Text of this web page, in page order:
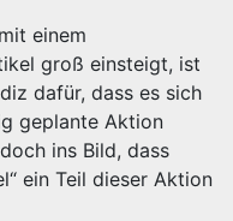
einem
groß einsteigt, ist
dafür, dass es sich
geplante Aktion
ins Bild, dass
ein Teil dieser Aktion